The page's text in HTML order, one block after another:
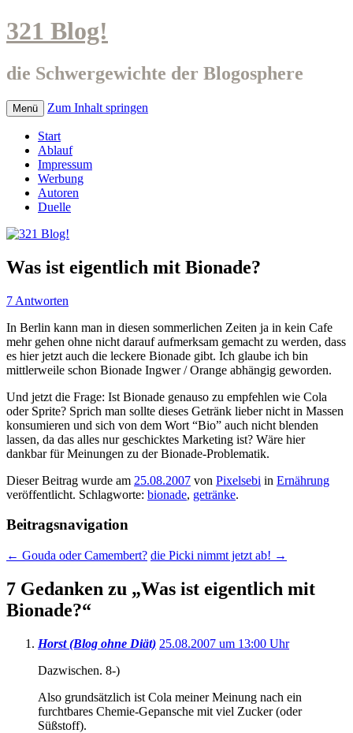
321 Blog!
die Schwergewichte der Blogosphere
Menü Zum Inhalt springen
Start
Ablauf
Impressum
Werbung
Autoren
Duelle
Was ist eigentlich mit Bionade?
7 Antworten
In Berlin kann man in diesen sommerlichen Zeiten ja in kein Cafe
mehr gehen ohne nicht darauf aufmerksam gemacht zu werden, dass
es hier jetzt auch die leckere Bionade gibt. Ich glaube ich bin
mittlerweile schon Bionade Ingwer / Orange abhängig geworden.
Und jetzt die Frage: Ist Bionade genauso zu empfehlen wie Cola
oder Sprite? Sprich man sollte dieses Getränk lieber nicht in Massen
konsumieren und sich von dem Wort “Bio” auch nicht blenden
lassen, da das alles nur geschicktes Marketing ist? Wäre hier
dankbar für Meinungen zu der Bionade-Problematik.
Dieser Beitrag wurde am 25.08.2007 von Pixelsebi in Ernährung
veröffentlicht. Schlagworte: bionade, getränke.
Beitragsnavigation
← Gouda oder Camembert? die Picki nimmt jetzt ab! →
7 Gedanken zu „Was ist eigentlich mit
Bionade?“
Horst (Blog ohne Diät) 25.08.2007 um 13:00 Uhr
Dazwischen. 8-)
Also grundsätzlich ist Cola meiner Meinung nach ein
furchtbares Chemie-Gepansche mit viel Zucker (oder
Süßstoff).